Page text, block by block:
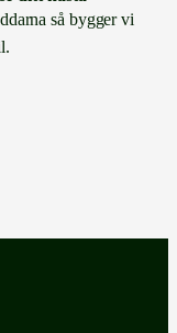
så bygger vi
.